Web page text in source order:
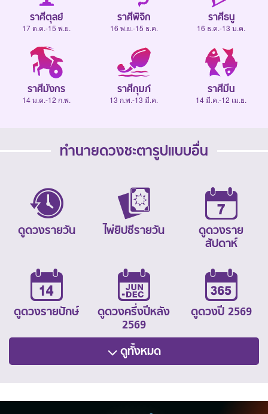
ราศีตุลย์
17 ต.ค.-15 พ.ย.
ราศีพิจิก
16 พ.ย.-15 ธ.ค.
ราศีธนู
16 ธ.ค.-13 ม.ค.
ราศีมังกร
14 ม.ค.-12 ก.พ.
ราศีกุมภ์
13 ก.พ.-13 มี.ค.
ราศีมีน
14 มี.ค.-12 เม.ย.
ทำนายดวงชะตารูปแบบอื่น
ดูดวงรายวัน ไพ่ยิปซีรายวัน
ดูดวงราย
สัปดาห์
ดูดวงรายปักษ์
ดูดวงครึ่งปีหลัง
2569
ดูดวงปี 2569
ดูทั้งหมด